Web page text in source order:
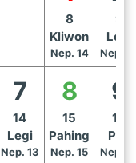
8
Kliwon
Nep. 14
9
Legi
Nep.
7
14
Legi
Nep. 13
8
15
Pahing
Nep. 15
9
16
Pon
Nep.